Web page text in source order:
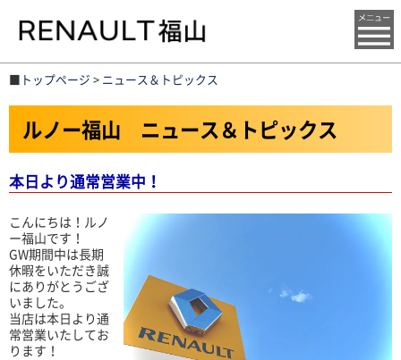
■ トップページ > ニュース＆トピックス
ルノー福山 ニュース＆トピックス
本日より通常営業中！
こんにちは！ルノ
ー福山です！
GW期間中は長期
休暇をいただき誠
にありがとうござ
いました。
当店は本日より通
常営業いたしてお
ります！